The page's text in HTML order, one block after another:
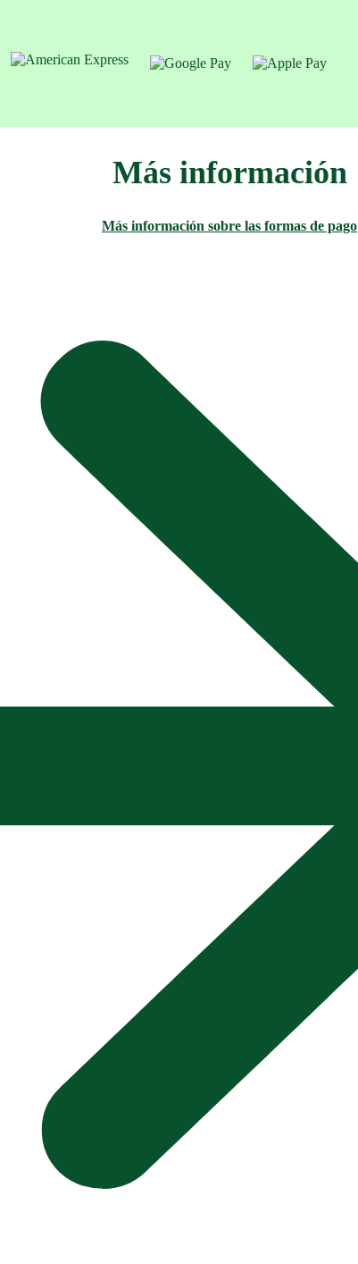
Más información
Más información sobre las formas de pago